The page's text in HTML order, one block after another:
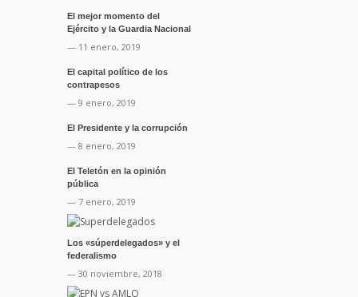
El mejor momento del
Ejército y la Guardia Nacional
— 11 enero, 2019
El capital político de los
contrapesos
— 9 enero, 2019
El Presidente y la corrupción
— 8 enero, 2019
El Teletón en la opinión
pública
— 7 enero, 2019
Los «súperdelegados» y el
federalismo
— 30 noviembre, 2018